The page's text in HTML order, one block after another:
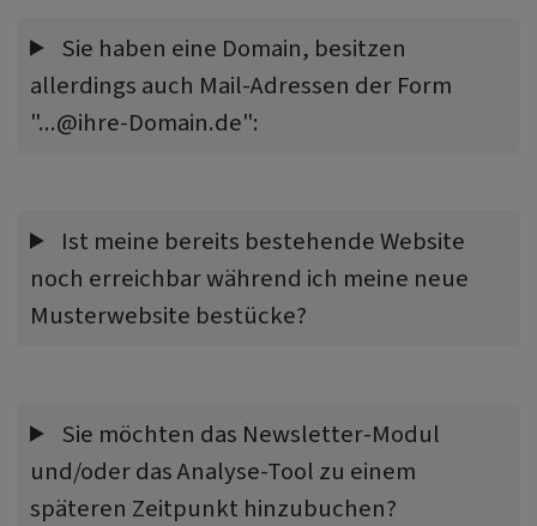
Sie haben eine Domain, besitzen
allerdings auch Mail-Adressen der Form
"...@ihre-Domain.de":
Ist meine bereits bestehende Website
noch erreichbar während ich meine neue
Musterwebsite bestücke?
Sie möchten das Newsletter-Modul
und/oder das Analyse-Tool zu einem
späteren Zeitpunkt hinzubuchen?